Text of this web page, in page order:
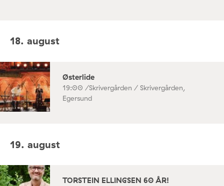
18. august
Østerlide
19:00 /Skrivergården / Skrivergården,
Egersund
19. august
TORSTEIN ELLINGSEN 60 ÅR!